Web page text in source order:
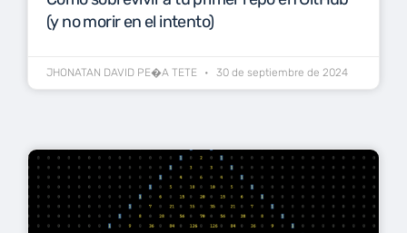
(y no morir en el intento)
JHONATAN DAVID PE�A TETE 30 de septiembre de 2024